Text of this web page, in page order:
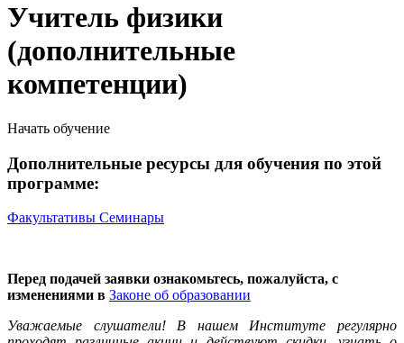
Учитель физики
(дополнительные
компетенции)
Начать обучение
Дополнительные ресурсы для обучения по этой
программе:
Факультативы Семинары
Перед подачей заявки ознакомьтесь, пожалуйста, с
изменениями в Законе об образовании
Уважаемые слушатели! В нашем Институте регулярно